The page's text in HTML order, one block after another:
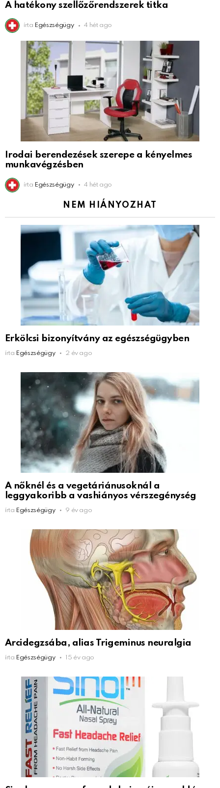
A hatékony szellőzőrendszerek titka
írta Egészségügy 4 hét ago
Irodai berendezések szerepe a kényelmes
munkavégzésben
írta Egészségügy 4 hét ago
NEM HIÁNYOZHAT
Erkölcsi bizonyítvány az egészségügyben
írta Egészségügy 2 év ago
A nőknél és a vegetáriánusoknál a
leggyakoribb a vashiányos vérszegénység
írta Egészségügy 9 év ago
Arcidegzsába, alias Trigeminus neuralgia
írta Egészségügy 15 év ago